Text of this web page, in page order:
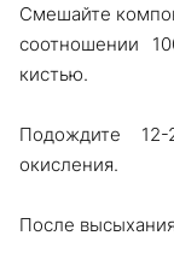
Смешайте
соотношении
кистью.
Подождите
окисления.
После